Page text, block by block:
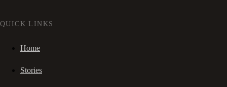
QUICK LINKS
Home
Stories